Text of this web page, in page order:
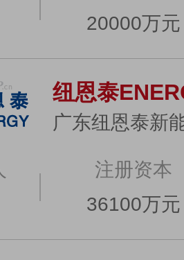
20000万元
纽恩泰
广东纽恩泰新
注册资本
36100万元